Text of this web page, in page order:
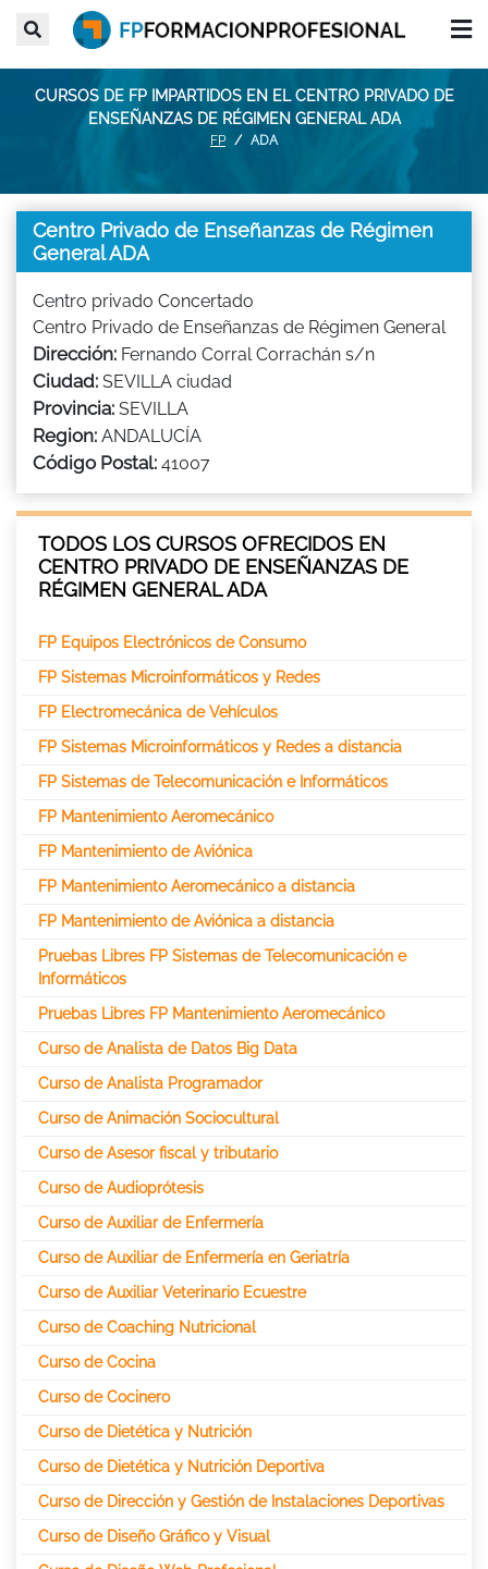
CURSOS DE FP IMPARTIDOS EN EL CENTRO PRIVADO DE
ENSEÑANZAS DE RÉGIMEN GENERAL ADA
FP ADA
Centro Privado de Enseñanzas de Régimen
General ADA
Centro privado Concertado
Centro Privado de Enseñanzas de Régimen General
Dirección: Fernando Corral Corrachán s/n
Ciudad: SEVILLA ciudad
Provincia: SEVILLA
Region: ANDALUCÍA
Código Postal: 41007
TODOS LOS CURSOS OFRECIDOS EN
CENTRO PRIVADO DE ENSEÑANZAS DE
RÉGIMEN GENERAL ADA
FP Equipos Electrónicos de Consumo
FP Sistemas Microinformáticos y Redes
FP Electromecánica de Vehículos
FP Sistemas Microinformáticos y Redes a distancia
FP Sistemas de Telecomunicación e Informáticos
FP Mantenimiento Aeromecánico
FP Mantenimiento de Aviónica
FP Mantenimiento Aeromecánico a distancia
FP Mantenimiento de Aviónica a distancia
Pruebas Libres FP Sistemas de Telecomunicación e
Informáticos
Pruebas Libres FP Mantenimiento Aeromecánico
Curso de Analista de Datos Big Data
Curso de Analista Programador
Curso de Animación Sociocultural
Curso de Asesor fiscal y tributario
Curso de Audioprótesis
Curso de Auxiliar de Enfermería
Curso de Auxiliar de Enfermería en Geriatría
Curso de Auxiliar Veterinario Ecuestre
Curso de Coaching Nutricional
Curso de Cocina
Curso de Cocinero
Curso de Dietética y Nutrición
Curso de Dietética y Nutrición Deportiva
Curso de Dirección y Gestión de Instalaciones Deportivas
Curso de Diseño Gráfico y Visual